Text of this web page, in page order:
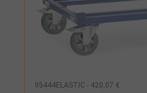
95444ELASTIC - 420,07 €